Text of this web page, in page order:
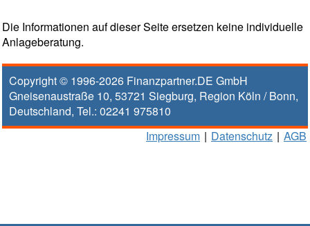
Die Informationen auf dieser Seite ersetzen keine individuelle
Anlageberatung.
Copyright © 1996-2026 Finanzpartner.DE GmbH
Gneisenaustraße 10, 53721 Siegburg, Region Köln / Bonn,
Deutschland, Tel.: 02241 975810
Impressum | Datenschutz | AGB